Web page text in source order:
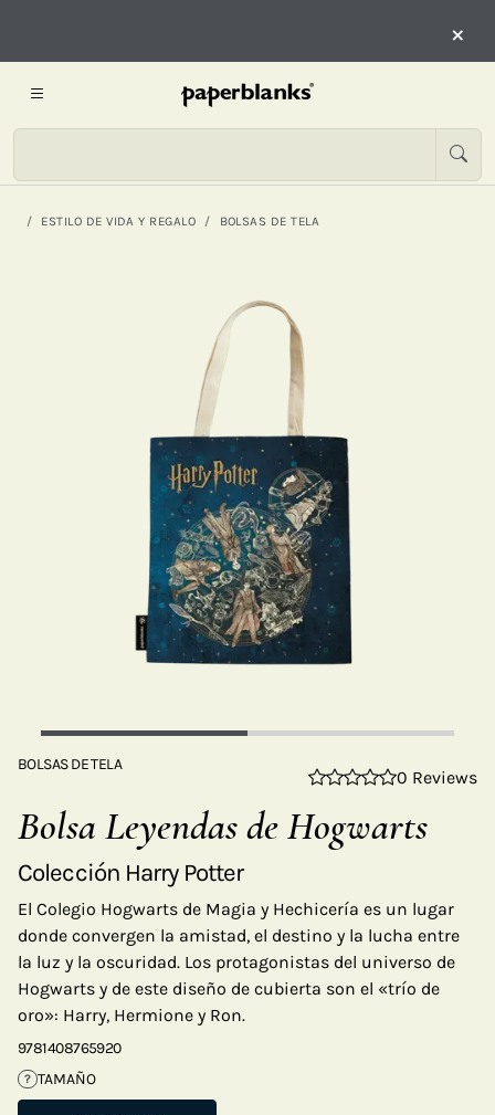
×
ESTILO DE VIDA Y REGALO BOLSAS DE TELA
BOLSAS DE TELA
0 Reviews
Bolsa Leyendas de Hogwarts
Colección Harry Potter
El Colegio Hogwarts de Magia y Hechicería es un lugar
donde convergen la amistad, el destino y la lucha entre
la luz y la oscuridad. Los protagonistas del universo de
Hogwarts y de este diseño de cubierta son el «trío de
oro»: Harry, Hermione y Ron.
9781408765920
? TAMAÑO